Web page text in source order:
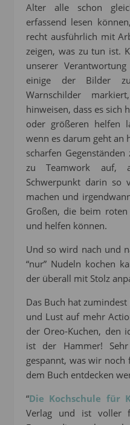
Alter alle schon
erfassend lesen
recht ausführlich mit
zeigen, was zu tun ist.
unserer
einige der Bilder
Warnschilder
hinweisen, dass es sich
oder größeren helfen
wenn es darum geht an
scharfen
zu Teamwork auf,
Schwerpunkt darin so
machen und
Großen, die beim
und helfen können.
Und so wird nach und
“nur” Nudeln kochen
der überall mit Stolz
Das Buch hat
und Lust auf mehr
der Oreo-Kuchen, den
ist der Hammer!
gespannt, was wir noch
dem Buch entdecken
“Die Kochschule für
Verlag und ist voller